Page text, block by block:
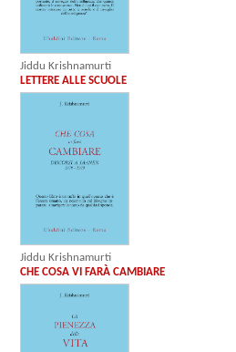
Jiddu Krishnamurti
LETTERE ALLE SCUOLE
Jiddu Krishnamurti
CHE COSA VI FARÀ CAMBIARE